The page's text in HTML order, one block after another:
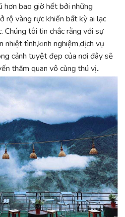
hơn bao giờ hết bởi những
rộ vàng rực khiến bất kỳ ai lạc
Chúng tôi tin chắc rằng với sự
nhiệt tình,kinh nghiệm,dịch vụ
cảnh tuyệt đẹp của nơi đây sẽ
thăm quan vô cùng thú vị..